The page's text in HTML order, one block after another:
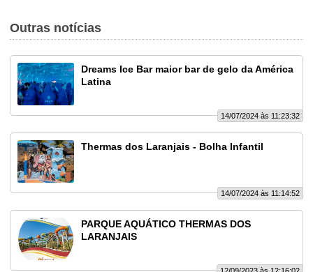
Outras notícias
Dreams Ice Bar maior bar de gelo da América
Latina
14/07/2024 às 11:23:32
Thermas dos Laranjais - Bolha Infantil
14/07/2024 às 11:14:52
PARQUE AQUÁTICO THERMAS DOS
LARANJAIS